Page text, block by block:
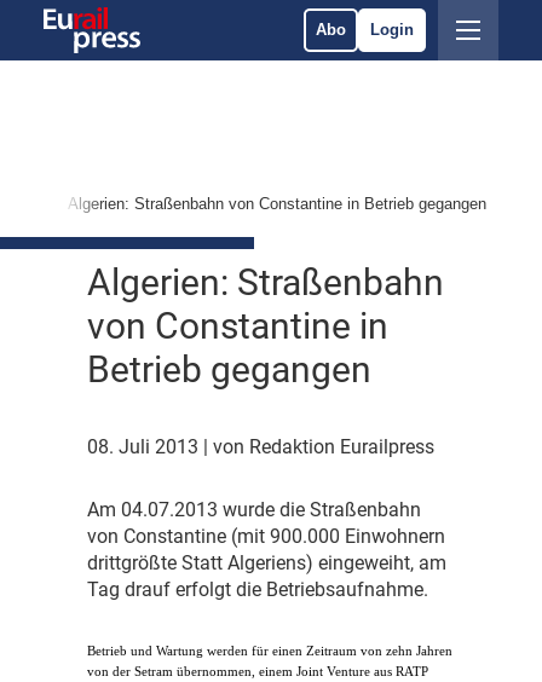
Abo Login
Algerien: Straßenbahn von Constantine in Betrieb gegangen
Algerien: Straßenbahn
von Constantine in
Betrieb gegangen
08. Juli 2013 | von Redaktion Eurailpress
Am 04.07.2013 wurde die Straßenbahn
von Constantine (mit 900.000 Einwohnern
drittgrößte Statt Algeriens) eingeweiht, am
Tag drauf erfolgt die Betriebsaufnahme.
Betrieb und Wartung werden für einen Zeitraum von zehn Jahren
von der Setram übernommen, einem Joint Venture aus RATP